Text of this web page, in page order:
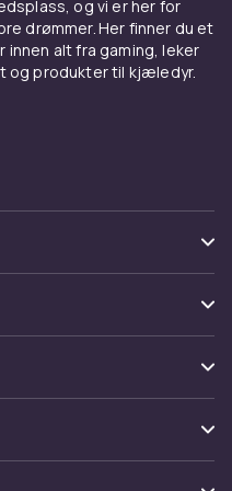
laptop-adapter.
online hos
og
& -ladere
& -ladere
fra
profesjonelle
sertifiserte og
og vi er her for
drømmer. Her finner du et
alt fra gaming, leker
og produkter til kjæledyr.